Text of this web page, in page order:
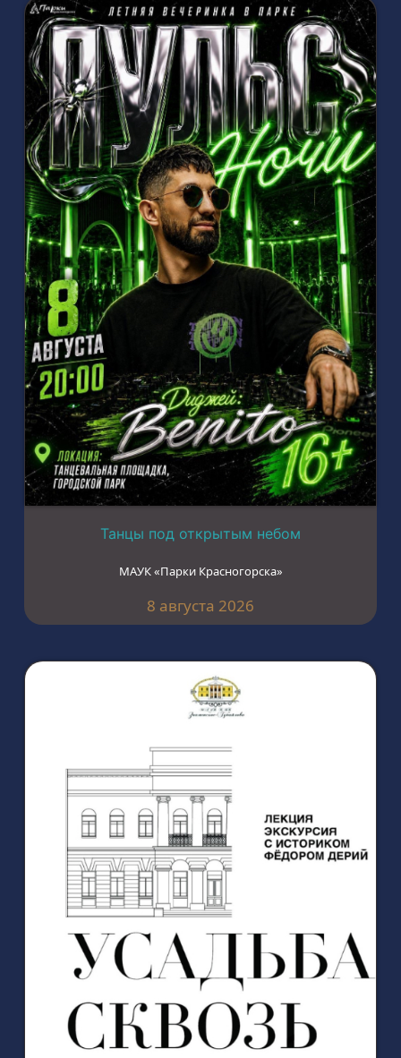
Танцы под открытым небом
МАУК «Парки Красногорска»
8 августа 2026